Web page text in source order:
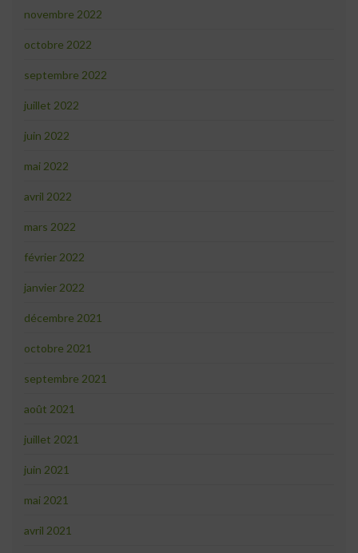
novembre 2022
octobre 2022
septembre 2022
juillet 2022
juin 2022
mai 2022
avril 2022
mars 2022
février 2022
janvier 2022
décembre 2021
octobre 2021
septembre 2021
août 2021
juillet 2021
juin 2021
mai 2021
avril 2021